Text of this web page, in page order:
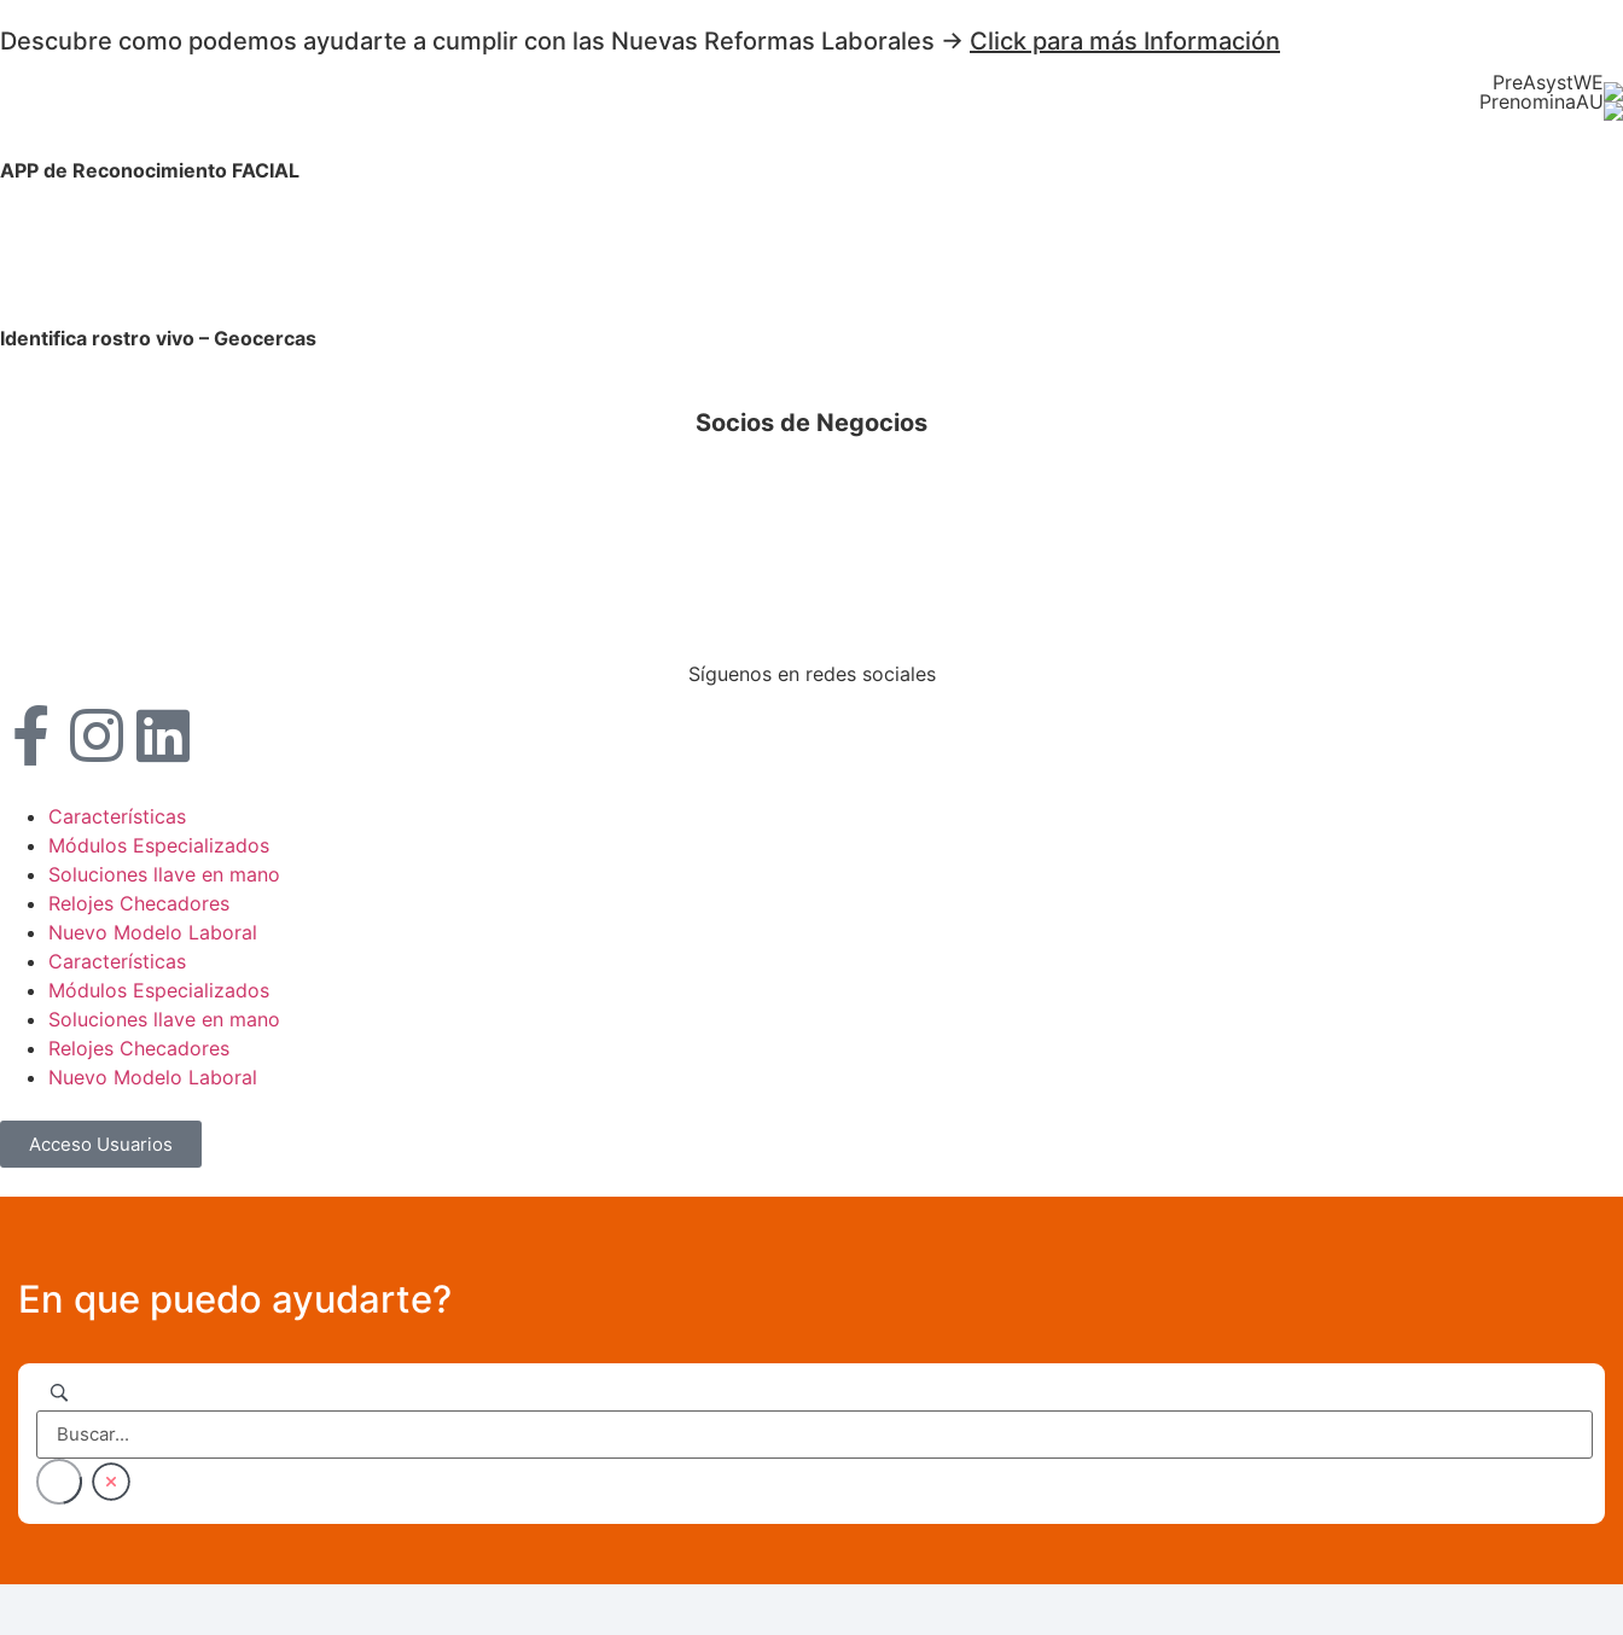
Descubre como podemos ayudarte a cumplir con las Nuevas Reformas Laborales → Click para más Información
APP de Reconocimiento FACIAL
Identifica rostro vivo – Geocercas
Socios de Negocios
Síguenos en redes sociales
Características
Módulos Especializados
Soluciones llave en mano
Relojes Checadores
Nuevo Modelo Laboral
Características
Módulos Especializados
Soluciones llave en mano
Relojes Checadores
Nuevo Modelo Laboral
Acceso Usuarios
En que puedo ayudarte?